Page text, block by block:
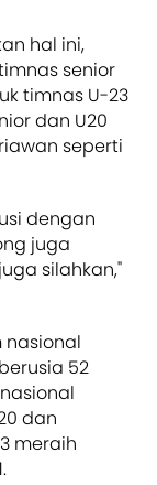
hal ini,
senior
timnas U-23
dan U20
seperti
dengan
juga
silahkan,"
nasional
52
dan
meraih